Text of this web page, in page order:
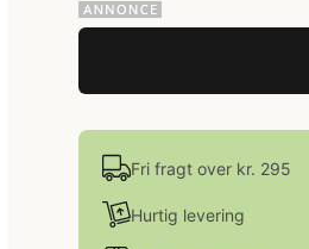
Fri fragt over kr. 295
Hurtig levering